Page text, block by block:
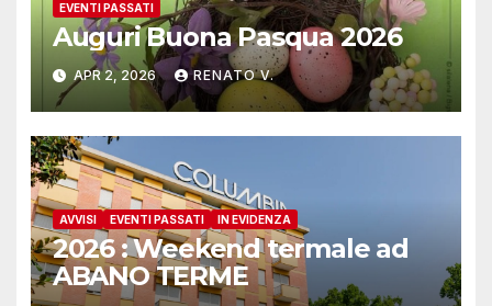
EVENTI PASSATI
Auguri Buona Pasqua 2026
APR 2, 2026 RENATO V.
AVVISI EVENTI PASSATI IN EVIDENZA
2026 : Weekend termale ad
ABANO TERME